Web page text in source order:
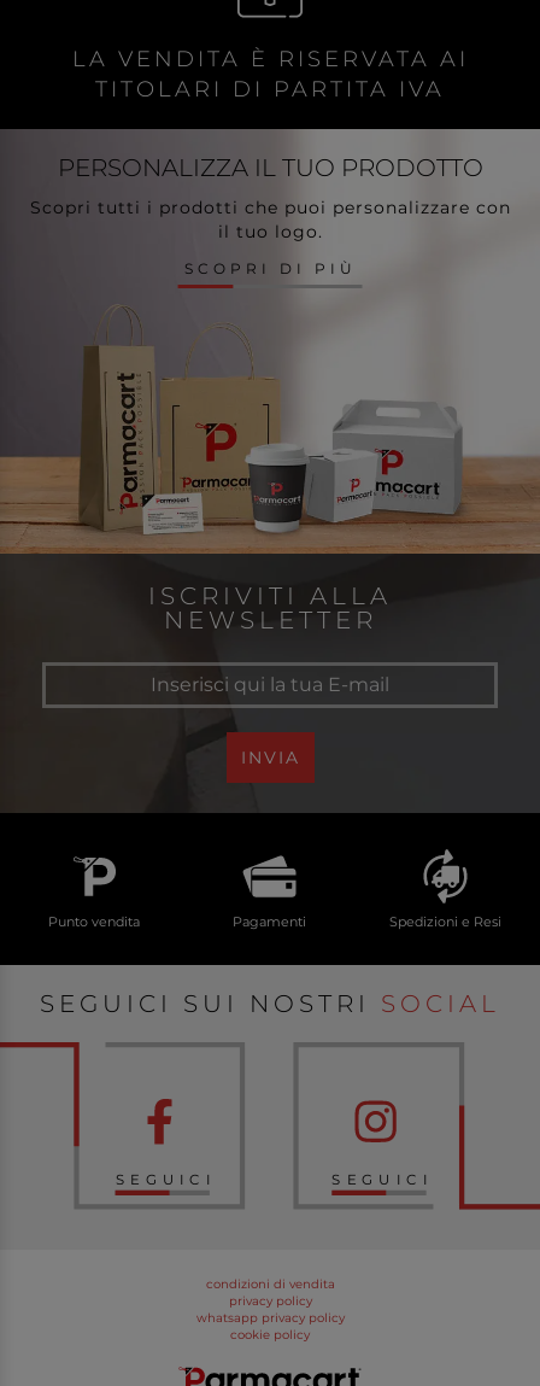
LA VENDITA È RISERVATA AI
TITOLARI DI PARTITA IVA
PERSONALIZZA IL TUO PRODOTTO
Scopri tutti i prodotti che puoi personalizzare con
il tuo logo.
SCOPRI DI PIÙ
ISCRIVITI ALLA
NEWSLETTER
INVIA
Punto vendita Pagamenti Spedizioni e Resi
SEGUICI SUI NOSTRI SOCIAL
SEGUICI SEGUICI
condizioni di vendita
privacy policy
whatsapp privacy policy
cookie policy